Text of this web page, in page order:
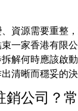
資源需要重整
一家香港有限
解何時應該啟動
清晰而穩妥的決
銷公司？